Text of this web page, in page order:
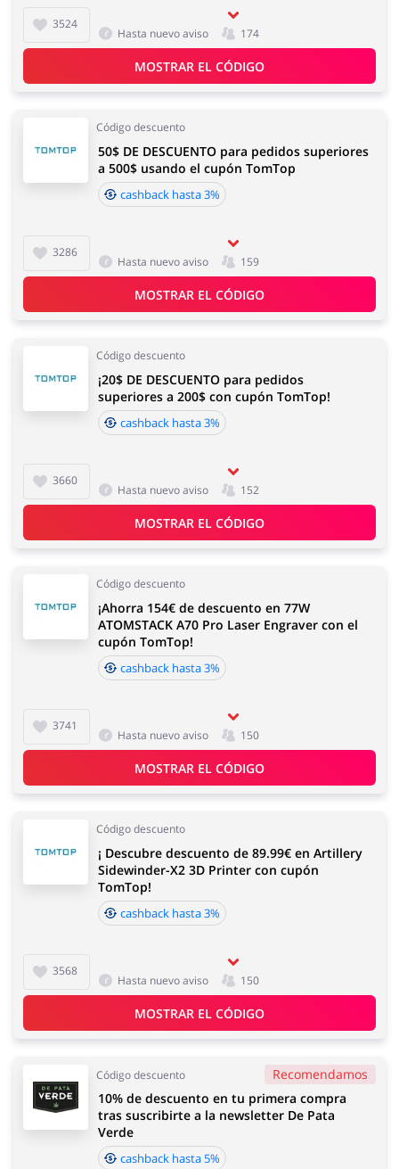
3524
Hasta nuevo aviso 174
MOSTRAR EL CÓDIGO
Código descuento
3286
50$ DE DESCUENTO para pedidos superiores
a 500$ usando el cupón TomTop
cashback hasta 3%
Hasta nuevo aviso 159
MOSTRAR EL CÓDIGO
Código descuento
3660
¡20$ DE DESCUENTO para pedidos
superiores a 200$ con cupón TomTop!
cashback hasta 3%
Hasta nuevo aviso 152
MOSTRAR EL CÓDIGO
Código descuento
3741
¡Ahorra 154€ de descuento en 77W
ATOMSTACK A70 Pro Laser Engraver con el
cupón TomTop!
cashback hasta 3%
Hasta nuevo aviso 150
MOSTRAR EL CÓDIGO
Código descuento
3568
¡ Descubre descuento de 89.99€ en Artillery
Sidewinder-X2 3D Printer con cupón
TomTop!
cashback hasta 3%
Hasta nuevo aviso 150
MOSTRAR EL CÓDIGO
Código descuento Recomendamos
10% de descuento en tu primera compra
tras suscribirte a la newsletter De Pata
Verde
cashback hasta 5%